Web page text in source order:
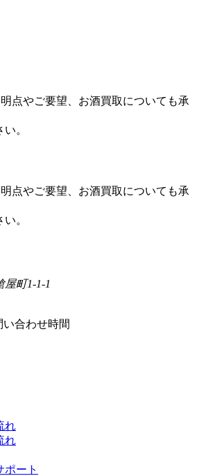
点やご要望、お酒買取についても承
。
点やご要望、お酒買取についても承
。
屋町1-1-1
い合わせ時間
れ
れ
ポート